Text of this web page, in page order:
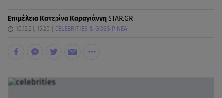
Επιμέλεια Κατερίνα ΚαραγιάννηSTAR.GR
10.12.21, 15:20 CELEBRITIES & GOSSIP ΝΕΑ